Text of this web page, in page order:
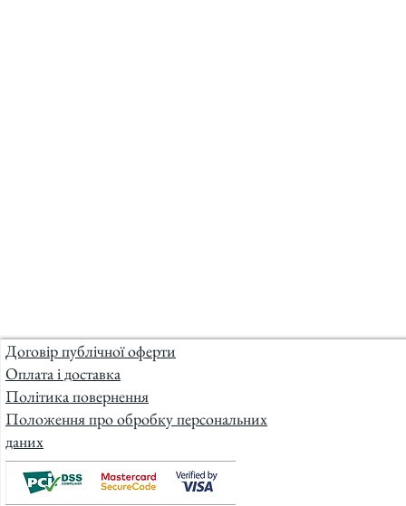
Договір публічної оферти
Оплата і доставка
Політика повернення
Положення про обробку персональних
даних